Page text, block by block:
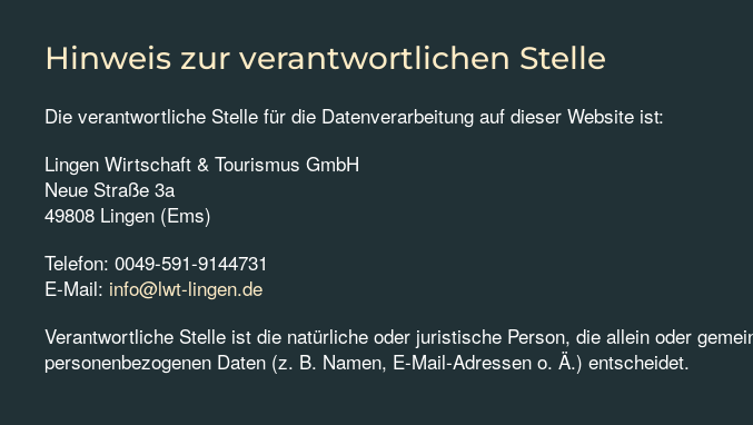
Hinweis zur verantwortlichen Stelle
Die verantwortliche Stelle für die Datenverarbeitung auf dieser Website ist:
Lingen Wirtschaft & Tourismus GmbH
Neue Straße 3a
49808 Lingen (Ems)
Telefon: 0049-591-9144731
E-Mail: info@lwt-lingen.de
Verantwortliche Stelle ist die natürliche oder juristische Person, die allein oder
personenbezogenen Daten (z. B. Namen, E-Mail-Adressen o. Ä.) entscheidet.